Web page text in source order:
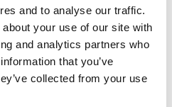
and to analyse our traffic.
your use of our site with
and analytics partners who
that you’ve
collected from your use